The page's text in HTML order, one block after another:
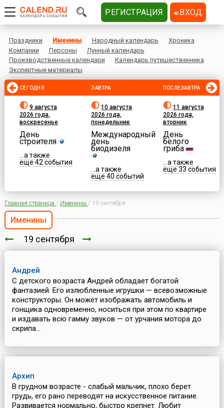
Праздники Именины Народный календарь
Хроника
Компании
Персоны
Лунный календарь
Производственные календари
Календарь путешественника
Экспертные материалы
СЕГОДНЯ
9 августа
2026 года,
воскресенье
День
строителя
...а также
еще 42 события
ЗАВТРА
10 августа
2026 года,
понедельник
Международный
день
биодизеля
...а также
еще 40 событий
ПОСЛЕЗАВТРА
11 августа
2026 года,
вторник
День
белого
гриба
...а также
еще 33 события
Главная страница / Именины / 19 сентября
Именины
19 сентября
Андрей
С детского возраста Андрей обладает богатой
фантазией. Его излюбленные игрушки — всевозможные
конструкторы. Он может изображать автомобиль и
гонщика одновременно, носиться при этом по квартире
и издавать всю гамму звуков — от урчания мотора до
скрипа...
Архип
В грудном возрасте - слабый мальчик, плохо берет
грудь, его рано переводят на искусственное питание.
Развивается нормально, быстро крепнет. Любит
РЕГИСТРАЦИЯ ВХОД